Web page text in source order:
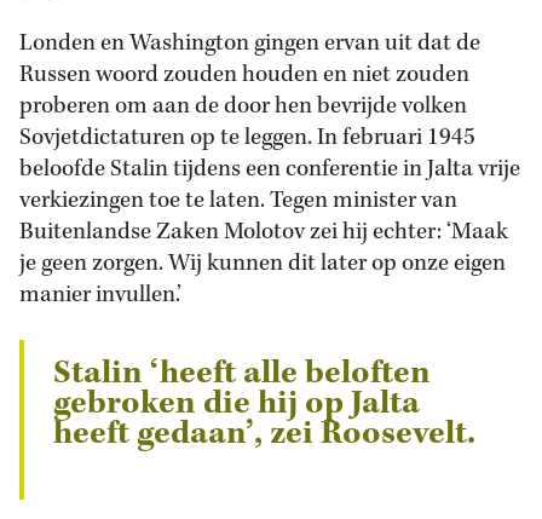
Londen en Washington gingen ervan uit dat de
Russen woord zouden houden en niet zouden
proberen om aan de door hen bevrijde volken
Sovjetdictaturen op te leggen. In februari 1945
beloofde Stalin tijdens een conferentie in Jalta vrije
verkiezingen toe te laten. Tegen minister van
Buitenlandse Zaken Molotov zei hij echter: ‘Maak
je geen zorgen. Wij kunnen dit later op onze eigen
manier invullen.’
Stalin ‘heeft alle beloften
gebroken die hij op Jalta
heeft gedaan’, zei Roosevelt.